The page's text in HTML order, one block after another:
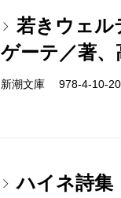
若きウェル
ゲーテ／著、
新潮文庫 978-4-10-
ハイネ詩集